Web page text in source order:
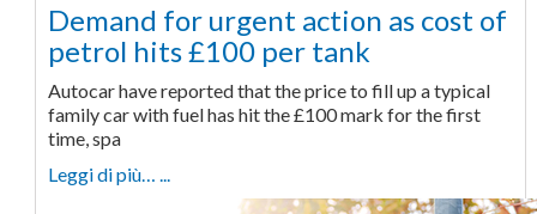
Demand for urgent action as cost of
petrol hits £100 per tank
Autocar have reported that the price to fill up a typical
family car with fuel has hit the £100 mark for the first
time, spa
Leggi di più… ...